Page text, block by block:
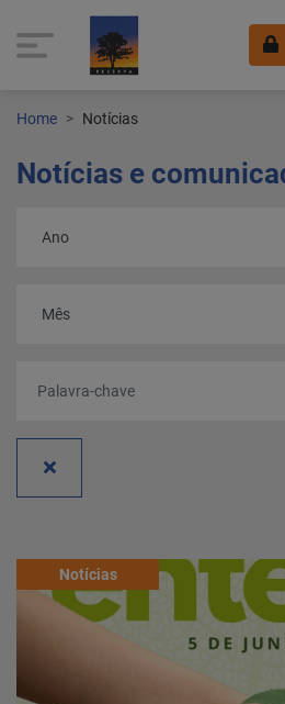
Home
Localização
Home Notícias
Notícias e
Notícias